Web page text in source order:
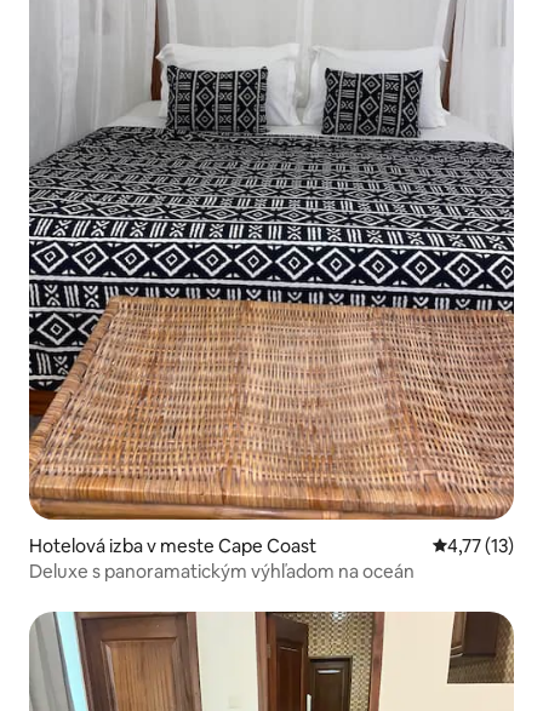
Hotelová izba v meste Cape Coast Priemerné
4,77 (13)
Deluxe s panoramatickým výhľadom na oceán